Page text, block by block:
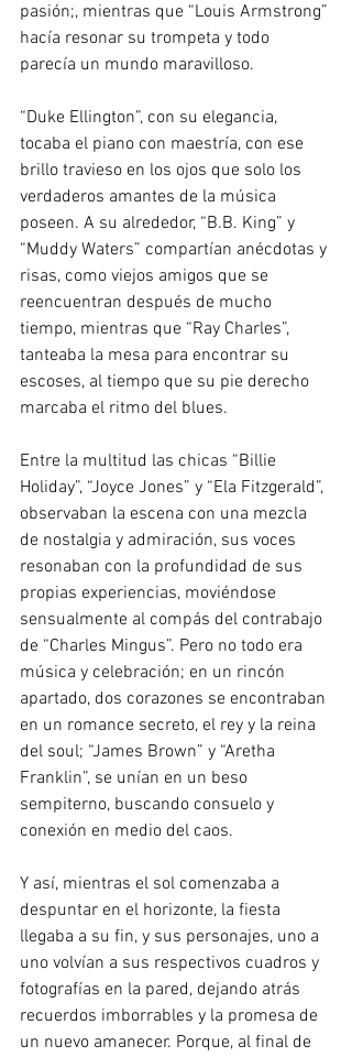
pasión;, mientras que “Louis Armstrong”
hacía resonar su trompeta y todo
parecía un mundo maravilloso.
“Duke Ellington”, con su elegancia,
tocaba el piano con maestría, con ese
brillo travieso en los ojos que solo los
verdaderos amantes de la música
poseen. A su alrededor, “B.B. King” y
“Muddy Waters” compartían anécdotas y
risas, como viejos amigos que se
reencuentran después de mucho
tiempo, mientras que “Ray Charles”,
tanteaba la mesa para encontrar su
escoses, al tiempo que su pie derecho
marcaba el ritmo del blues.
Entre la multitud las chicas “Billie
Holiday”, “Joyce Jones” y “Ela Fitzgerald”,
observaban la escena con una mezcla
de nostalgia y admiración, sus voces
resonaban con la profundidad de sus
propias experiencias, moviéndose
sensualmente al compás del contrabajo
de “Charles Mingus”. Pero no todo era
música y celebración; en un rincón
apartado, dos corazones se encontraban
en un romance secreto, el rey y la reina
del soul; “James Brown” y “Aretha
Franklin”, se unían en un beso
sempiterno, buscando consuelo y
conexión en medio del caos.
Y así, mientras el sol comenzaba a
despuntar en el horizonte, la fiesta
llegaba a su fin, y sus personajes, uno a
uno volvían a sus respectivos cuadros y
fotografías en la pared, dejando atrás
recuerdos imborrables y la promesa de
un nuevo amanecer. Porque, al final de